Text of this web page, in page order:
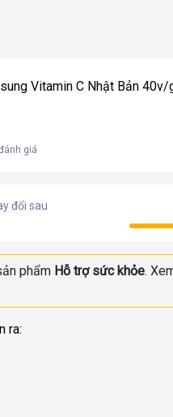
Vitamin C Nhật Bản 40v/
giá
đổi sau
phẩm Hỗ trợ sức khỏe.
ra: